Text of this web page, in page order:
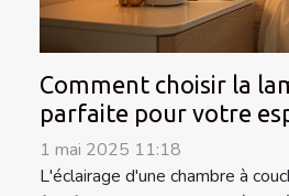
Comment choisir la
parfaite pour votre
1 mai 2025 11:18
L'éclairage d'une chambre à